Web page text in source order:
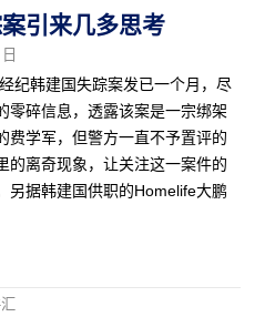
案引来几多思考
纪韩建国失踪案发已一个月，尽
零碎信息，透露该案是一宗绑架
费学军，但警方一直不予置评的
的离奇现象，让关注这一案件的
另据韩建国供职的Homelife大鹏